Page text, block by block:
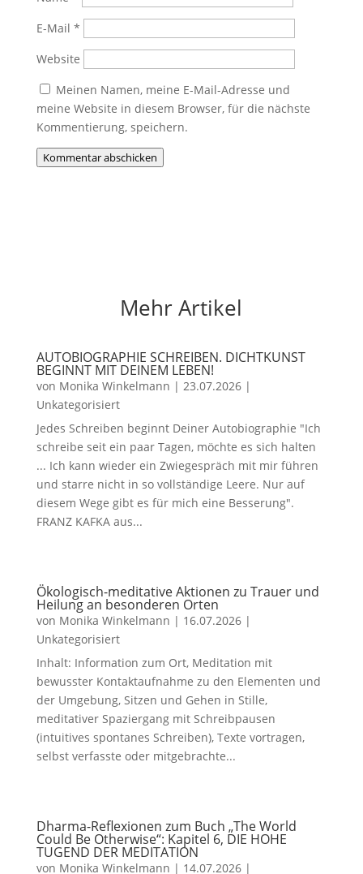
E-Mail *
Website
Meinen Namen, meine E-Mail-Adresse und
meine Website in diesem Browser, für die nächste
Kommentierung, speichern.
Kommentar abschicken
Mehr Artikel
AUTOBIOGRAPHIE SCHREIBEN. DICHTKUNST
BEGINNT MIT DEINEM LEBEN!
von Monika Winkelmann | 23.07.2026|
Unkategorisiert
Jedes Schreiben beginnt Deiner Autobiographie "Ich
schreibe seit ein paar Tagen, möchte es sich halten
... Ich kann wieder ein Zwiegespräch mit mir führen
und starre nicht in so vollständige Leere. Nur auf
diesem Wege gibt es für mich eine Besserung".
FRANZ KAFKA aus...
Ökologisch-meditative Aktionen zu Trauer und
Heilung an besonderen Orten
von Monika Winkelmann | 16.07.2026|
Unkategorisiert
Inhalt: Information zum Ort, Meditation mit
bewusster Kontaktaufnahme zu den Elementen und
der Umgebung, Sitzen und Gehen in Stille,
meditativer Spaziergang mit Schreibpausen
(intuitives spontanes Schreiben), Texte vortragen,
selbst verfasste oder mitgebrachte...
Dharma-Reflexionen zum Buch „The World
Could Be Otherwise“: Kapitel 6, DIE HOHE
TUGEND DER MEDITATION
von Monika Winkelmann | 14.07.2026|